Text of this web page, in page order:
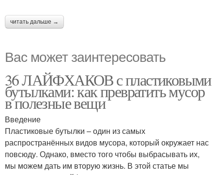
читать дальше →
Вас может заинтересовать
36 ЛАЙФХАКОВ с пластиковыми
бутылками: как превратить мусор
в полезные вещи
Введение
Пластиковые бутылки – один из самых
распространённых видов мусора, который окружает нас
повсюду. Однако, вместо того чтобы выбрасывать их,
мы можем дать им вторую жизнь. В этой статье мы